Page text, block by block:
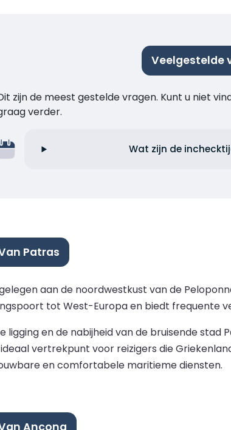
Veelgestelde
zijn de meest gestelde vragen. Kunt u niet
verder.
Wat zijn de
Patras
aan de noordwestkust van de
tot West-Europa en biedt frequente
ligging en de nabijheid van de bruisende
vertrekpunt voor reizigers die
en comfortabele maritieme diensten.